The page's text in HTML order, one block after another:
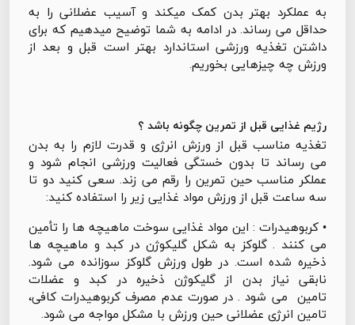
به عملکرد بهتر بدن کمک میکند و آسیب عضلانی را به
حداقل می رساند. در ادامه به شما توضیح میدهیم که برای
داشتن تغذیه ورزشی استاندارد بهتر است قبل و بعد از
ورزش چه چیزهایی بخوریم.
رژیم غذایی قبل از تمرین چگونه باشد ؟
تغذیه مناسب قبل از ورزش انرژی و قدرت لازم را به بدن
می رساند تا بدون خستگی فعالیت ورزشی انجام شود و
عملکر مناسب حین تمرین را رقم می زند. سعی کنید دو تا
سه ساعت قبل از ورزش مواد غذایی زیر را استفاده کنید:
• کربوهیدرات : این مواد غذایی سوخت ماهیچه ها را تأمین
می کنند . گلوکز به شکل گلیکوژن در کبد و ماهیچه ها
ذخیره شده است. در طول ورزش گلوکز سوزانده می شود.
نابقی نیاز بدن از گلیکوژن ذخیره در کبد و عضلات
تامین می شود . در صورت عدم مصرف کربوهیدرات کافی،
تامین انرژی عضلانی حین ورزش با مشکل مواجه می شود.